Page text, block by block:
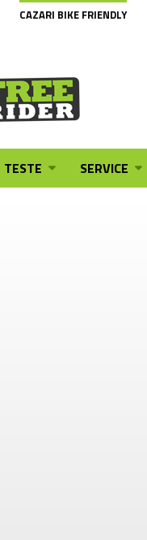
CAZARI BIKE FRIENDLY
TESTE SERVICE